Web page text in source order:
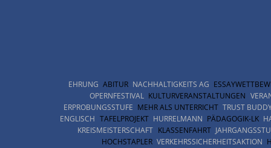
EHRUNG ABITUR NACHHALTIGKEITS AG
OPERNFESTIVAL KULTURVERANSTALTUNGEN
ERPROBUNGSSTUFE MEHR ALS UNTERRICHT TRUST
ENGLISCH TAFELPROJEKT HURRELMANN PÄDAGOGIK-LK
KREISMEISTERSCHAFT KLASSENFAHRT
HOCHSTAPLER VERKEHRSSICHERHEITSAKTION